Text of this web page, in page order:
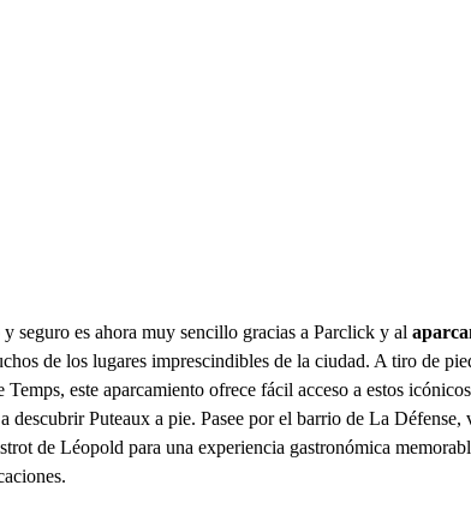
seguro es ahora muy sencillo gracias a Parclick y al
de los lugares imprescindibles de la ciudad. A tiro de
este aparcamiento ofrece fácil acceso a estos
descubrir Puteaux a pie. Pasee por el barrio de La
de Léopold para una experiencia gastronómica